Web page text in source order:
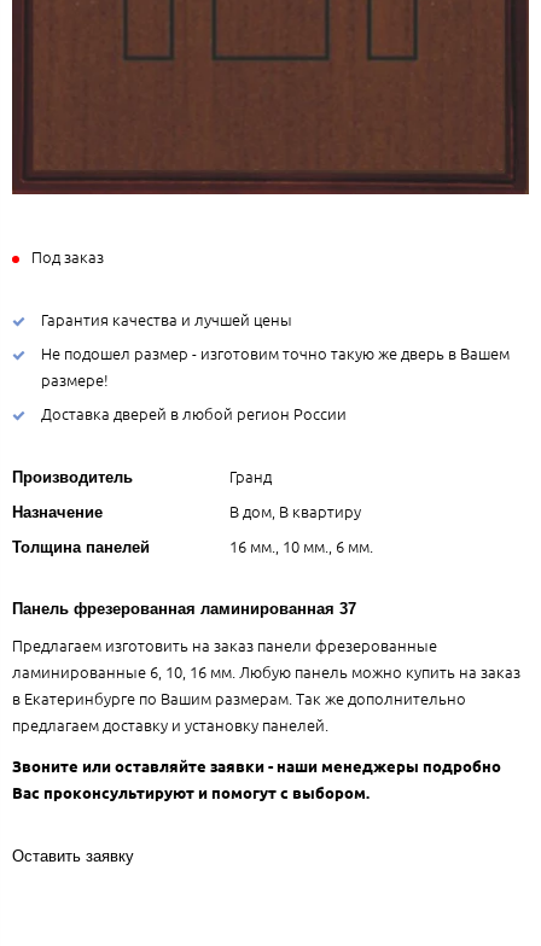
Под заказ
Гарантия качества и лучшей цены
Не подошел размер - изготовим точно такую же дверь в Вашем
размере!
Доставка дверей в любой регион России
Производитель Гранд
Назначение В дом, В квартиру
Толщина панелей 16 мм., 10 мм., 6 мм.
Панель фрезерованная ламинированная 37
Предлагаем изготовить на заказ панели фрезерованные
ламинированные 6, 10, 16 мм. Любую панель можно купить на заказ
в Екатеринбурге по Вашим размерам. Так же дополнительно
предлагаем доставку и установку панелей.
Звоните или оставляйте заявки - наши менеджеры подробно
Вас проконсультируют и помогут с выбором.
Оставить заявку